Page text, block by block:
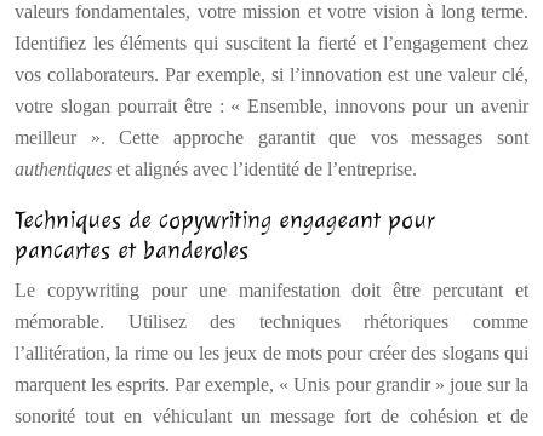
valeurs fondamentales, votre mission et votre vision à long terme.
Identifiez les éléments qui suscitent la fierté et l’engagement chez
vos collaborateurs. Par exemple, si l’innovation est une valeur clé,
votre slogan pourrait être : « Ensemble, innovons pour un avenir
meilleur ». Cette approche garantit que vos messages sont
authentiques et alignés avec l’identité de l’entreprise.
Techniques de copywriting engageant pour
pancartes et banderoles
Le copywriting pour une manifestation doit être percutant et
mémorable. Utilisez des techniques rhétoriques comme
l’allitération, la rime ou les jeux de mots pour créer des slogans qui
marquent les esprits. Par exemple, « Unis pour grandir » joue sur la
sonorité tout en véhiculant un message fort de cohésion et de